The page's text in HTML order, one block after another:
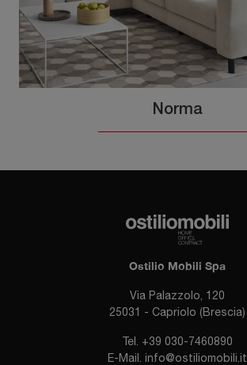
Norma
Ostilio Mobili Spa
Via Palazzolo, 120
25031 - Capriolo (Brescia)
Tel. +39 030-7460890
E-Mail. info@ostiliomobili.it